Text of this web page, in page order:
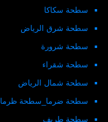
سطحة سكاكا
سطحة شرق الرياض
سطحة شرورة
سطحة شقراء
سطحة شمال الرياض
سطحة ضرما_سطحة ظرما
سطحة طريف